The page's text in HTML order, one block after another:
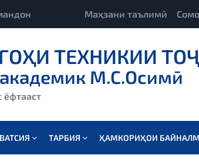
Маҳзани таълимӣ
ТЕХНИКИИ
М.С.Осимӣ
ёфтааст
ТАРБИЯ ҲАМКОРИҲОИ